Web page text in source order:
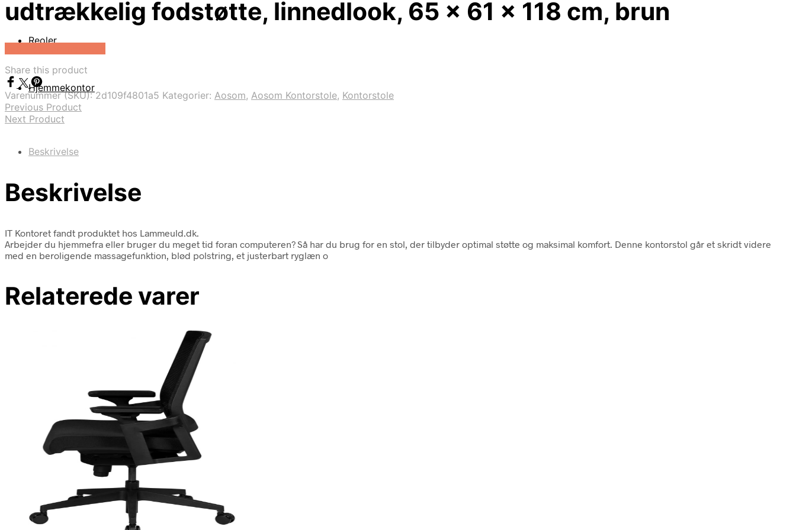
Reoler
Hjemmekontor
udtrækkelig fodstøtte, linnedlook, 65 x 61 x 118 cm, brun
Share this product
Varenummer (SKU):2d109f4801a5 Kategorier: Aosom, Aosom Kontorstole, Kontorstole
Previous Product
Next Product
Beskrivelse
Beskrivelse
IT Kontoret fandt produktet hos Lammeuld.dk.
Arbejder du hjemmefra eller bruger du meget tid foran computeren? Så har du brug for en stol, der tilbyder optimal støtte og maksimal komfort. Denne kontorstol går et skridt videre
med en beroligende massagefunktion, blød polstring, et justerbart ryglæn o
Relaterede varer